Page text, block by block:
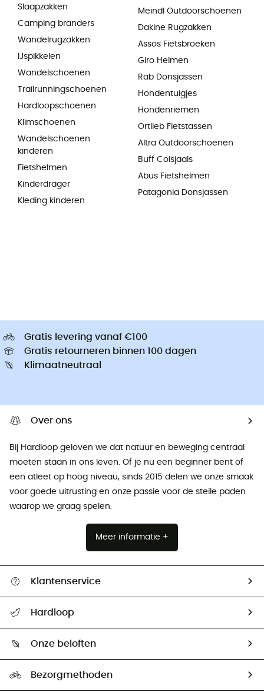
Slaapzakken
Camping branders
Wandelrugzakken
IJspikkelen
Wandelschoenen
Trailrunningschoenen
Hardloopschoenen
Klimschoenen
Wandelschoenen
kinderen
Fietshelmen
Kinderdrager
Kleding kinderen
Meindl Outdoorschoenen
Dakine Rugzakken
Assos Fietsbroeken
Giro Helmen
Rab Donsjassen
Hondentuigjes
Hondenriemen
Ortlieb Fietstassen
Altra Outdoorschoenen
Buff Colsjaals
Abus Fietshelmen
Patagonia Donsjassen
Gratis levering vanaf €100
Gratis retourneren binnen 100 dagen
Klimaatneutraal
Over ons
Bij Hardloop geloven we dat natuur en beweging centraal
moeten staan ​​in ons leven. Of je nu een beginner bent of
een atleet op hoog niveau, sinds 2015 delen we onze smaak
voor goede uitrusting en onze passie voor de steile paden
waarop we graag spelen.
Meer informatie +
Klantenservice
Mijn zending volgen
Retourzendingen & Terugbetalingen
Hardloop
Ambassadeurs
Onze beloften
Bezorgmethoden